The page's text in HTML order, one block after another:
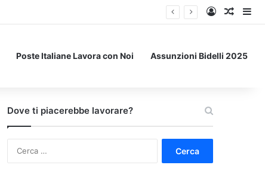
Accedi
Un
Poste Italiane Lavora con Noi Assunzioni Bidelli 2025
Dove ti piacerebbe lavorare?